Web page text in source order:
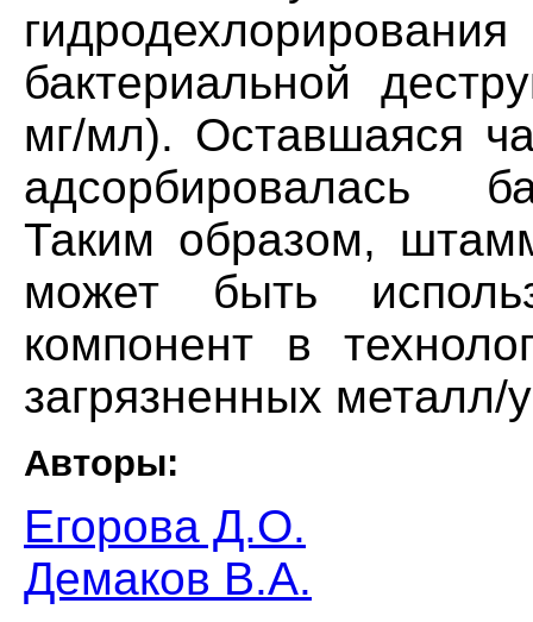
бактериальной
мг/мл). Оставшаяся
адсорбировалась
Таким образом,
может быть
компонент в
загрязненных металл/
Авторы:
Егорова Д.О.
Демаков В.А.